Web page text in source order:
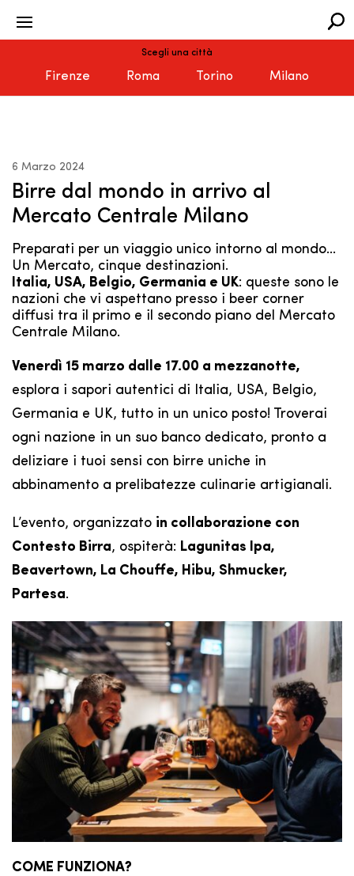
Scegli una città
Firenze Roma Torino Milano
6 Marzo 2024
Birre dal mondo in arrivo al
Mercato Centrale Milano
Preparati per un viaggio unico intorno al mondo…
Un Mercato, cinque destinazioni.
Italia, USA, Belgio, Germania e UK: queste sono le
nazioni che vi aspettano presso i beer corner
diffusi tra il primo e il secondo piano del Mercato
Centrale Milano.
Venerdì 15 marzo dalle 17.00 a mezzanotte,
esplora i sapori autentici di Italia, USA, Belgio,
Germania e UK, tutto in un unico posto! Troverai
ogni nazione in un suo banco dedicato, pronto a
deliziare i tuoi sensi con birre uniche in
abbinamento a prelibatezze culinarie artigianali.
L’evento, organizzato in collaborazione con
Contesto Birra, ospiterà: Lagunitas Ipa,
Beavertown, La Chouffe, Hibu, Shmucker,
Partesa.
COME FUNZIONA?